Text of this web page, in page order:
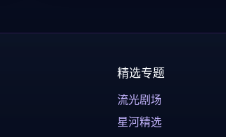
精选专题
流光剧场
星河精选